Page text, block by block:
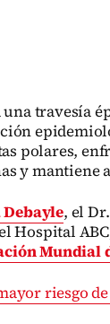
travesía
polares,
y mantiene
, el
Hospital
Mundial
riesgo